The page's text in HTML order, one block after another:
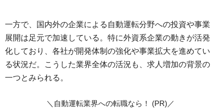
一方で、国内外の企業による自動運転分野への投資や事業
展開は足元で加速している。特に外資系企業の動きが活発
化しており、各社が開発体制の強化や事業拡大を進めてい
る状況だ。こうした業界全体の活況も、求人増加の背景の
一つとみられる。
＼自動運転業界への転職なら！ (PR)／